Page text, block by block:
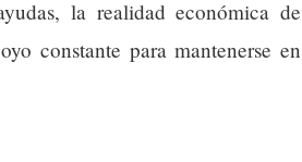
la realidad económica de
constante para mantenerse en